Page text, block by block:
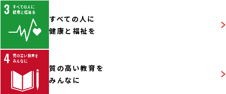
すべての人に
健康と福祉を
質の高い教育を
みんなに